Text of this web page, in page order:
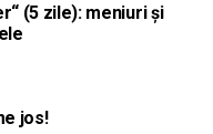
(5 zile): meniuri și
jos!